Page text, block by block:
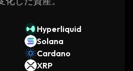
Hyperliquid
Solana
Cardano
XRP